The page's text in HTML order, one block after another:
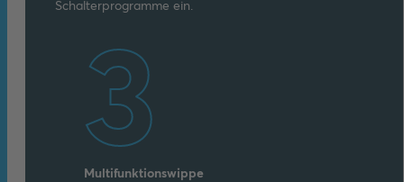
Schalterprogramme ein.
3
Multifunktionswippe